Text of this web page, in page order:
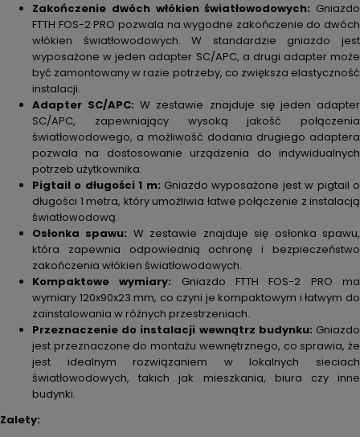
Zakończenie dwóch włókien światłowodowych: Gniazdo
FTTH FOS-2 PRO pozwala na wygodne zakończenie do dwóch
włókien światłowodowych. W standardzie gniazdo jest
wyposażone w jeden adapter SC/APC, a drugi adapter może
być zamontowany w razie potrzeby, co zwiększa elastyczność
instalacji.
Adapter SC/APC: W zestawie znajduje się jeden adapter
SC/APC, zapewniający wysoką jakość połączenia
światłowodowego, a możliwość dodania drugiego adaptera
pozwala na dostosowanie urządzenia do indywidualnych
potrzeb użytkownika.
Pigtail o długości 1 m: Gniazdo wyposażone jest w pigtail o
długości 1 metra, który umożliwia łatwe połączenie z instalacją
światłowodową.
Osłonka spawu: W zestawie znajduje się osłonka spawu,
która zapewnia odpowiednią ochronę i bezpieczeństwo
zakończenia włókien światłowodowych.
Kompaktowe wymiary: Gniazdo FTTH FOS-2 PRO ma
wymiary 120x90x23 mm, co czyni je kompaktowym i łatwym do
zainstalowania w różnych przestrzeniach.
Przeznaczenie do instalacji wewnątrz budynku: Gniazdo
jest przeznaczone do montażu wewnętrznego, co sprawia, że
jest idealnym rozwiązaniem w lokalnych sieciach
światłowodowych, takich jak mieszkania, biura czy inne
budynki.
Zalety: